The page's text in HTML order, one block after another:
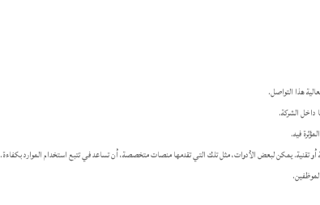
هذا التواصل.
داخل الشركة.
فيه.
أو تقنية. يمكن لبعض الأدوات، مثل تلك التي تقدمها منصات متخصصة، أن تساعد في تتبع استخدام الموارد بكفاءة.